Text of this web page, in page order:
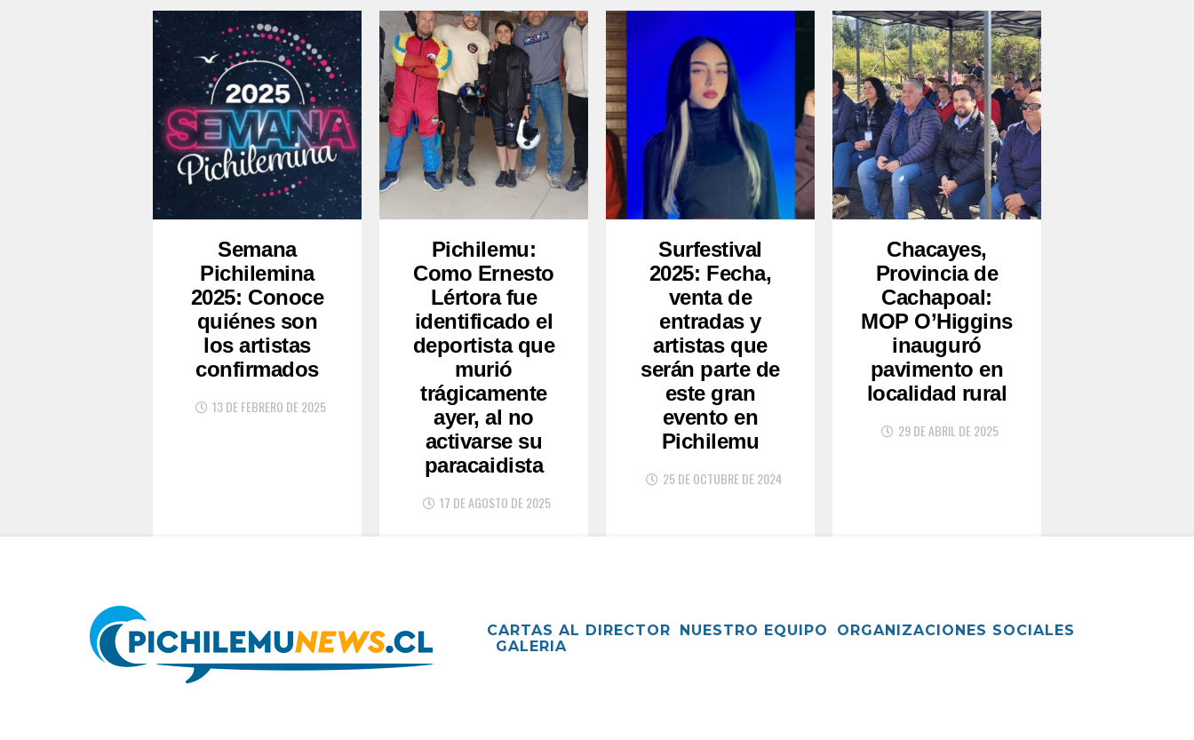
Semana
Pichilemina
2025: Conoce
quiénes son
los artistas
confirmados
13 DE FEBRERO DE 2025
Pichilemu:
Como Ernesto
Lértora fue
identificado el
deportista que
murió
trágicamente
ayer, al no
activarse su
paracaidista
17 DE AGOSTO DE 2025
Surfestival
2025: Fecha,
venta de
entradas y
artistas que
serán parte de
este gran
evento en
Pichilemu
25 DE OCTUBRE DE 2024
Chacayes,
Provincia de
Cachapoal:
MOP O’Higgins
inauguró
pavimento en
localidad rural
29 DE ABRIL DE 2025
CARTAS AL DIRECTOR NUESTRO EQUIPO
ORGANIZACIONES SOCIALES
GALERIA